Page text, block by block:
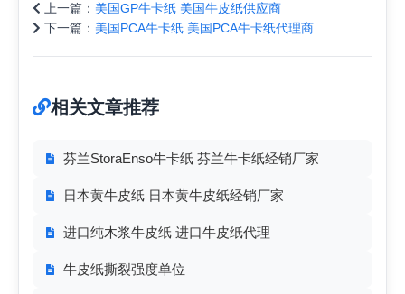
上一篇： 美国GP牛卡纸 美国牛皮纸供应商
下一篇： 美国PCA牛卡纸 美国PCA牛卡纸代理商
相关文章推荐
芬兰StoraEnso牛卡纸 芬兰牛卡纸经销厂家
日本黄牛皮纸 日本黄牛皮纸经销厂家
进口纯木浆牛皮纸 进口牛皮纸代理
牛皮纸撕裂强度单位